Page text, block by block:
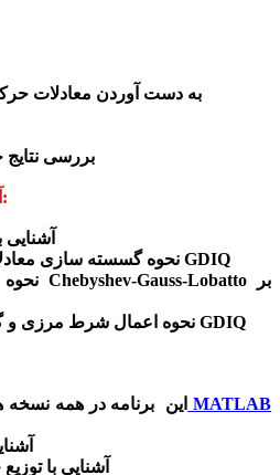
به دست آوردن معادلات
بررسی
آنچه در این کد خواهید آموخت:
1-
2- نحوه گسسته سازی معادلات حرکت به وسیله روش GDIQ
4- نحوه اعمال شرط مرزی و گسسته سازی آن در روش GDIQ
1- این برنامه در همه نسخه های 2010 نرم افزار MATLAB
2-